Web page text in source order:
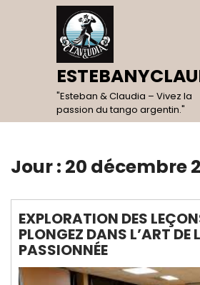
"Esteban & Claudia – Vivez la
passion du tango argentin."
Jour : 20 décembre
EXPLORATION DES
PLONGEZ DANS L’ART DE
PASSIONNÉE